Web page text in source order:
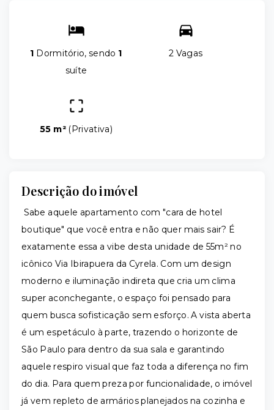
1 Dormitório, sendo 1
suíte
2 Vagas
55 m² (Privativa)
Descrição do imóvel
Sabe aquele apartamento com "cara de hotel
boutique" que você entra e não quer mais sair? É
exatamente essa a vibe desta unidade de 55m² no
icônico Via Ibirapuera da Cyrela. Com um design
moderno e iluminação indireta que cria um clima
super aconchegante, o espaço foi pensado para
quem busca sofisticação sem esforço. A vista aberta
é um espetáculo à parte, trazendo o horizonte de
São Paulo para dentro da sua sala e garantindo
aquele respiro visual que faz toda a diferença no fim
do dia. Para quem preza por funcionalidade, o imóvel
já vem repleto de armários planejados na cozinha e